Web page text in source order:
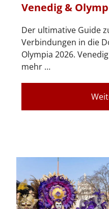
Venedig &
Der ultimative Guide
Verbindungen in die
Olympia 2026.
mehr …